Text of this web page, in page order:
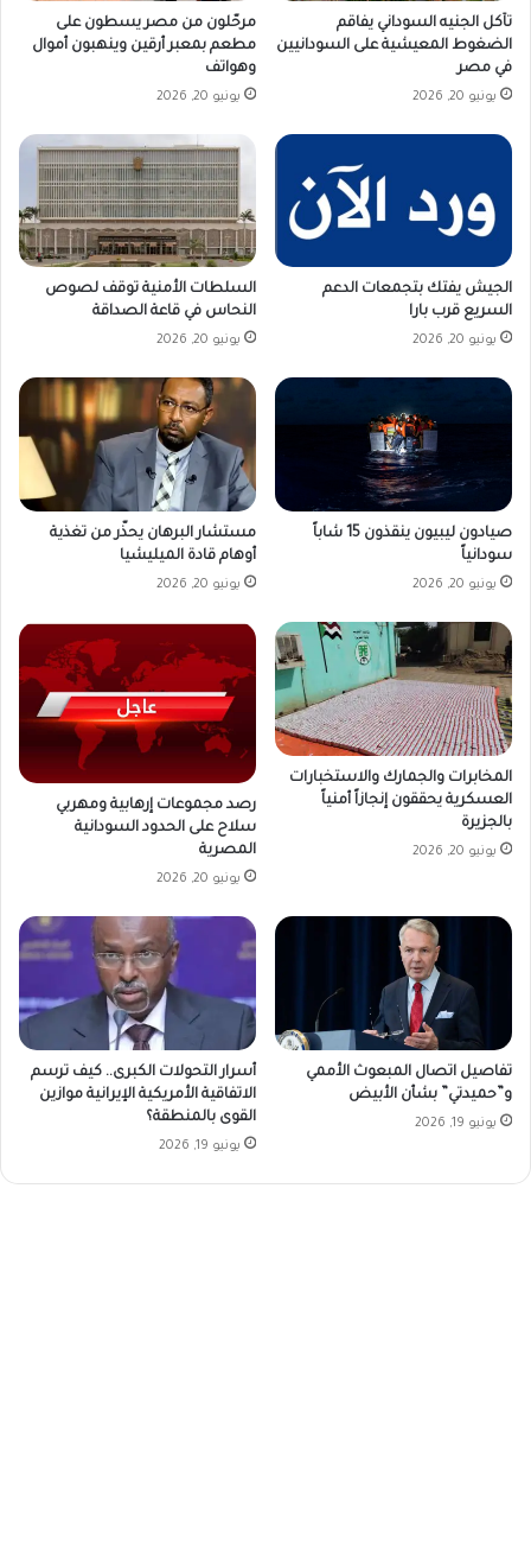
تآكل الجنيه السوداني يفاقم
الضغوط المعيشية على السودانيين
في مصر
يونيو 20, 2026
مرحّلون من مصر يسطون على
مطعم بمعبر أرقين وينهبون أموال
وهواتف
يونيو 20, 2026
الجيش يفتك بتجمعات الدعم
السريع قرب بارا
يونيو 20, 2026
السلطات الأمنية توقف لصوص
النحاس في قاعة الصداقة
يونيو 20, 2026
صيادون ليبيون ينقذون 15 شاباً
سودانياً
يونيو 20, 2026
مستشار البرهان يحذّر من تغذية
أوهام قادة الميليشيا
يونيو 20, 2026
المخابرات والجمارك والاستخبارات
العسكرية يحققون إنجازاً أمنياً
بالجزيرة
يونيو 20, 2026
رصد مجموعات إرهابية ومهربي
سلاح على الحدود السودانية
المصرية
يونيو 20, 2026
تفاصيل اتصال المبعوث الأممي
و”حميدتي” بشأن الأبيض
يونيو 19, 2026
أسرار التحولات الكبرى.. كيف ترسم
الاتفاقية الأمريكية الإيرانية موازين
القوى بالمنطقة؟
يونيو 19, 2026